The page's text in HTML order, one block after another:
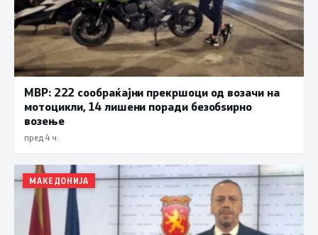
МВР: 222 сообраќајни прекршоци од возачи на
мотоцикли, 14 лишени поради безобѕирно
возење
пред 4 ч.
МАКЕДОНИЈА